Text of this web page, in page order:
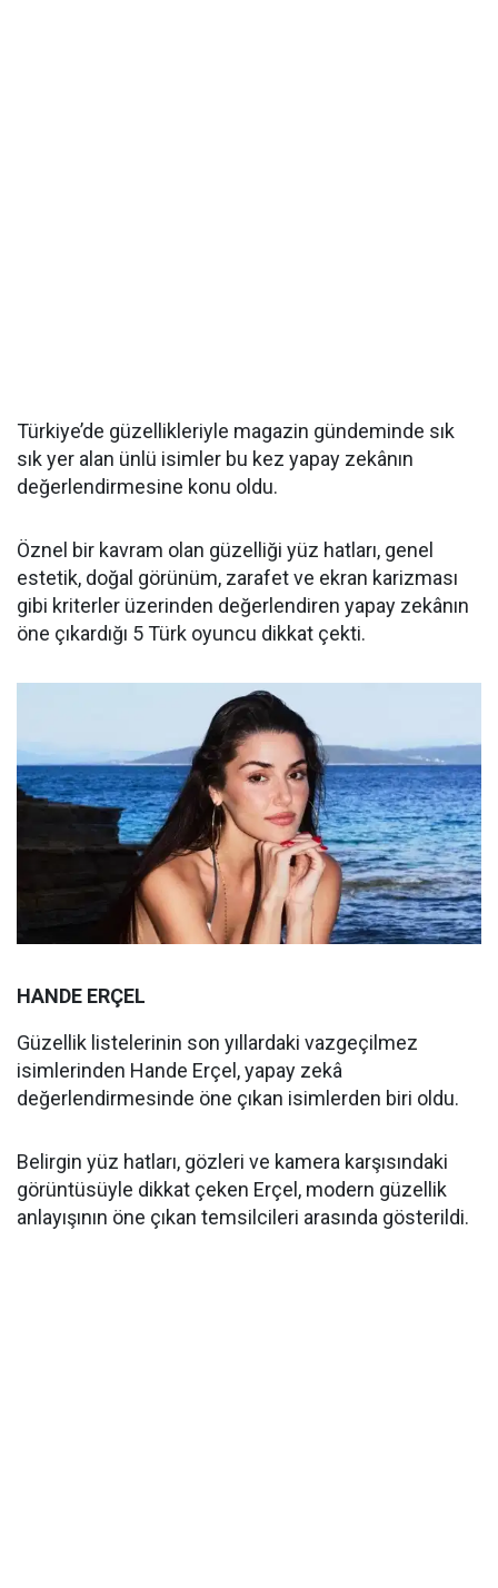
Türkiye’de güzellikleriyle magazin gündeminde sık
sık yer alan ünlü isimler bu kez yapay zekânın
değerlendirmesine konu oldu.
Öznel bir kavram olan güzelliği yüz hatları, genel
estetik, doğal görünüm, zarafet ve ekran karizması
gibi kriterler üzerinden değerlendiren yapay zekânın
öne çıkardığı 5 Türk oyuncu dikkat çekti.
HANDE ERÇEL
Güzellik listelerinin son yıllardaki vazgeçilmez
isimlerinden Hande Erçel, yapay zekâ
değerlendirmesinde öne çıkan isimlerden biri oldu.
Belirgin yüz hatları, gözleri ve kamera karşısındaki
görüntüsüyle dikkat çeken Erçel, modern güzellik
anlayışının öne çıkan temsilcileri arasında gösterildi.